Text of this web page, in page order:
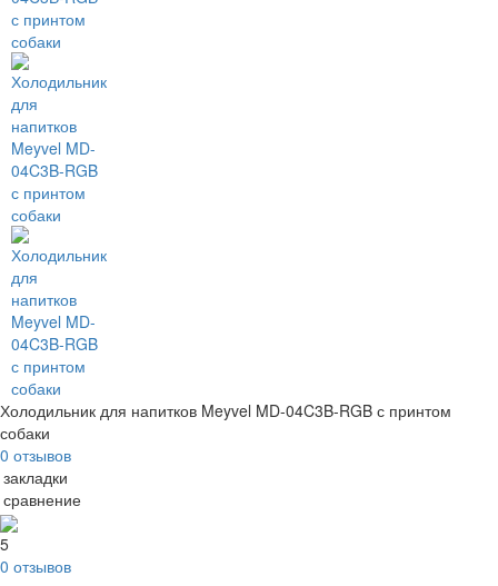
Холодильник для напитков Meyvel MD-04C3B-RGB с принтом
собаки
0 отзывов
5
0 отзывов